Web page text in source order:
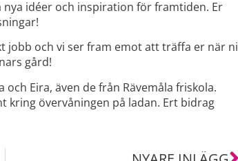
idéer och inspiration för framtiden. Er
och vi ser fram emot att träffa er när ni
gård!
och Eira, även de från Rävemåla friskola.
övervåningen på ladan. Ert bidrag